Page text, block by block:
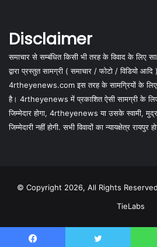
Disclaimer
समाचार से सम्बंधित किसी भी तरह के विवाद के लिए
द्वारा प्रस्तुत सामग्री ( समाचार / फोटो / विडियो आदि
4rtheyenews.com इस तरह के सामग्रियों के लिए
है। 4rtheyenews में प्रकाशित ऐसी सामग्री के
जिम्मेदार होगा, 4rtheyenews या उसके स्वामी,
जिम्मेदारी नहीं होगी. सभी विवादों का न्यायक्षेत्र रायपुर
© Copyright 2026, All Rights
TieLabs